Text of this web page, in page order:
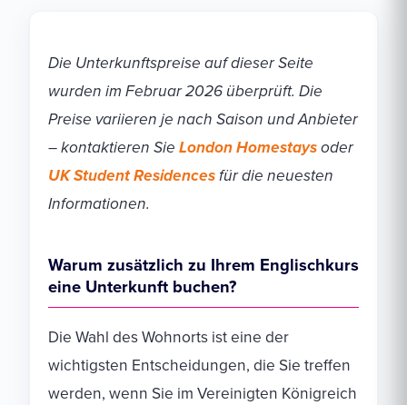
Die Unterkunftspreise auf dieser Seite
wurden im Februar 2026 überprüft. Die
Preise variieren je nach Saison und Anbieter
– kontaktieren Sie London Homestaysoder
UK Student Residencesfür die neuesten
Informationen.
Warum zusätzlich zu Ihrem Englischkurs
eine Unterkunft buchen?
Die Wahl des Wohnorts ist eine der
wichtigsten Entscheidungen, die Sie treffen
werden, wenn Sie im Vereinigten Königreich